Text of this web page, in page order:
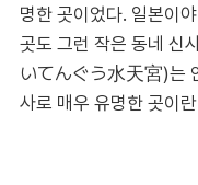
명한 곳이었다. 일본이
곳도 그런 작은 동네 신
いてんぐう水天宮)는
사로 매우 유명한 곳이